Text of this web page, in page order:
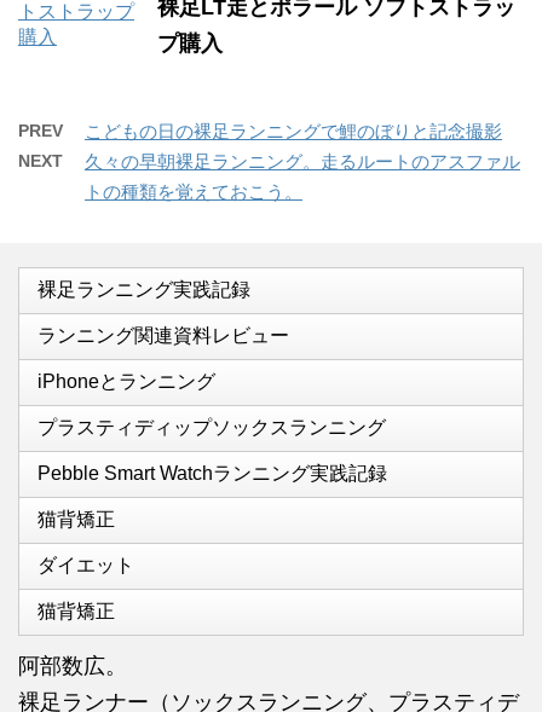
裸足LT走とポラール ソフトストラッ
プ購入
PREV こどもの日の裸足ランニングで鯉のぼりと記念撮影
NEXT
久々の早朝裸足ランニング。走るルートのアスファル
トの種類を覚えておこう。
裸足ランニング実践記録
ランニング関連資料レビュー
iPhoneとランニング
プラスティディップソックスランニング
Pebble Smart Watchランニング実践記録
猫背矯正
ダイエット
猫背矯正
阿部数広。
裸足ランナー（ソックスランニング、プラスティデ